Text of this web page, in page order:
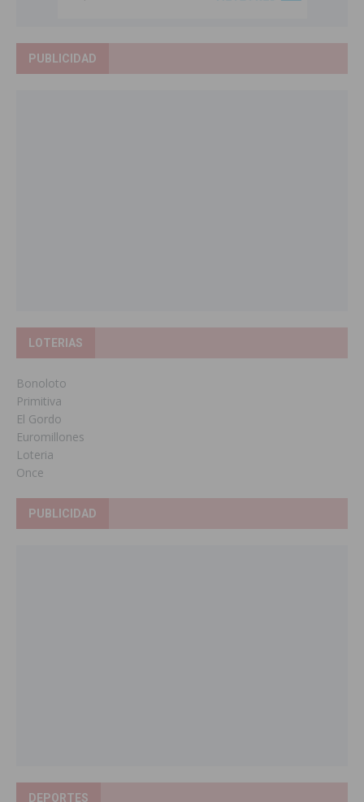
PUBLICIDAD
LOTERIAS
Bonoloto
Primitiva
El Gordo
Euromillones
Loteria
Once
PUBLICIDAD
DEPORTES